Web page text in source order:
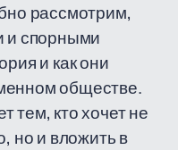
рассмотрим,
и спорными
и как они
обществе.
тем, кто хочет не
но и вложить в